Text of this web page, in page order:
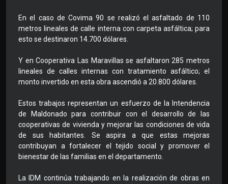
En el caso de Covima 90 se realizó el asfaltado de 110
metros lineales de calle interna con carpeta asfáltica; para
esto se destinaron 14.700 dólares.
Y en Cooperativa Las Maravillas se asfaltaron 285 metros
lineales de calles internas con tratamiento asfáltico; el
monto invertido en esta obra ascendió a 20.800 dólares.
Estos trabajos representan un esfuerzo de la Intendencia
de Maldonado para contribuir con el desarrollo de las
cooperativas de vivienda y mejorar las condiciones de vida
de sus habitantes. Se aspira a que estas mejoras
contribuyan a fortalecer el tejido social y promover el
bienestar de las familias en el departamento.
La IDM continúa trabajando en la realización de obras en